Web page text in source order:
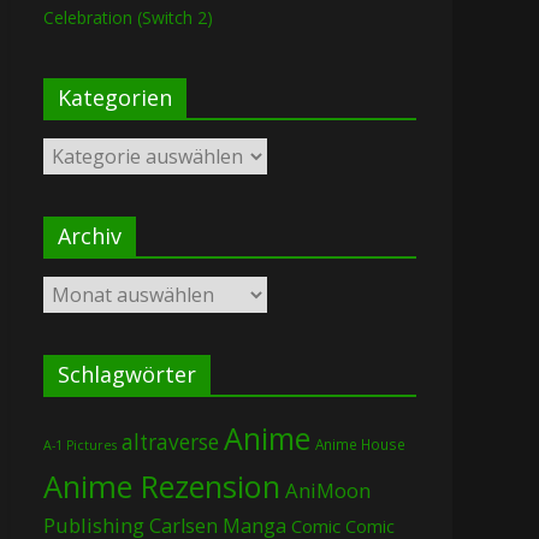
Celebration (Switch 2)
Kategorien
Kategorien
Archiv
Archiv
Schlagwörter
A-1 Pictures altraverse Anime Anime House
Anime Rezension AniMoon
PublishingCarlsen Manga Comic Comic